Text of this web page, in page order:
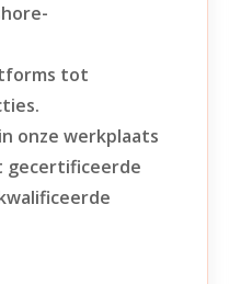
tot
onze werkplaats
gecertificeerde